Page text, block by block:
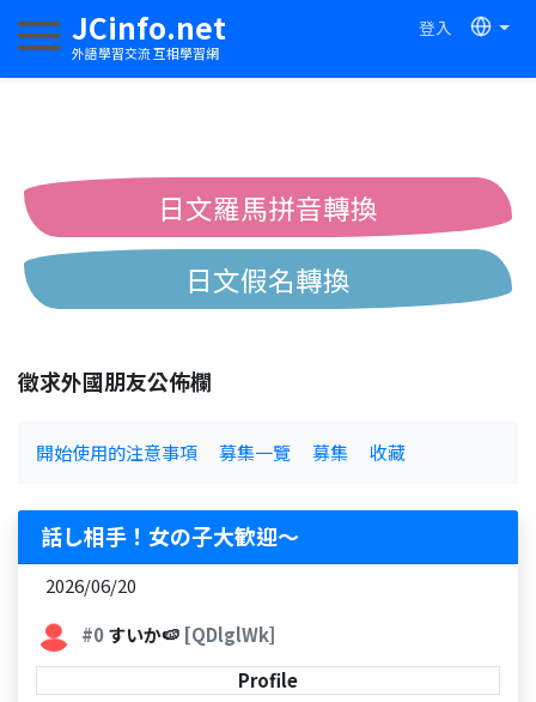
JCinfo.net
外語學習交流 互相學習網
登入
切換導航
日文羅馬拼音轉換
日文假名轉換
徵求外國朋友公佈欄
開始使用的注意事項 募集一覽 募集 收藏
話し相手！女の子大歓迎～
2026/06/20
#0すいか🍉 [QDlglWk]
Profile